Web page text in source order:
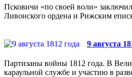
Псковичи «по своей воли»
Ливонского ордена и Рижским
9 августа
Партизаны войны 1812 года. В
караульной службе и участию в